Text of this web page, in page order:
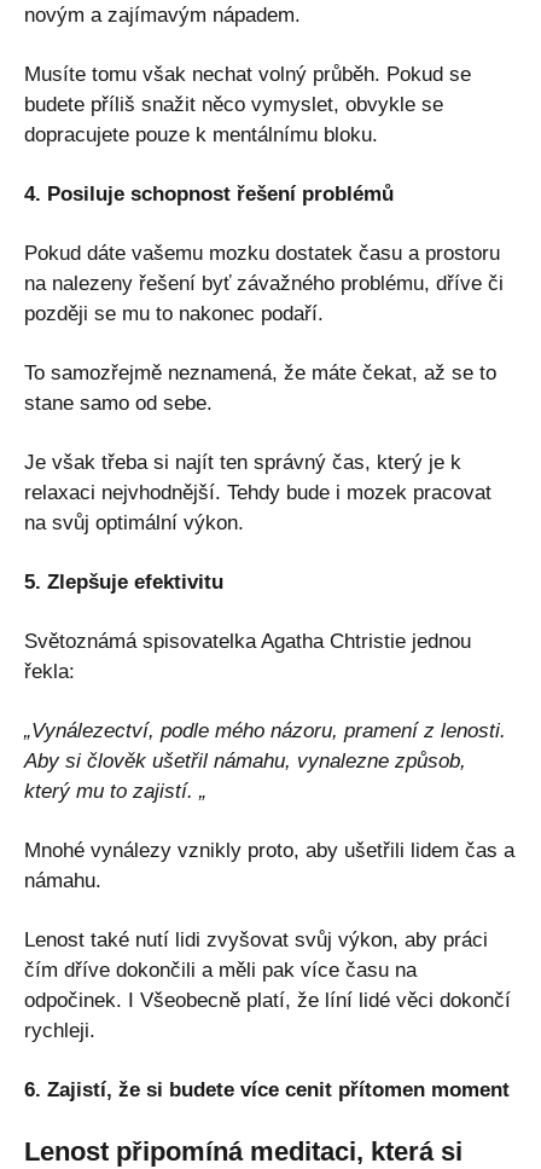
novým a zajímavým nápadem.
Musíte tomu však nechat volný průběh. Pokud se
budete příliš snažit něco vymyslet, obvykle se
dopracujete pouze k mentálnímu bloku.
4. Posiluje schopnost řešení problémů
Pokud dáte vašemu mozku dostatek času a prostoru
na nalezeny řešení byť závažného problému, dříve či
později se mu to nakonec podaří.
To samozřejmě neznamená, že máte čekat, až se to
stane samo od sebe.
Je však třeba si najít ten správný čas, který je k
relaxaci nejvhodnější. Tehdy bude i mozek pracovat
na svůj optimální výkon.
5. Zlepšuje efektivitu
Světoznámá spisovatelka Agatha Chtristie jednou
řekla:
„Vynálezectví, podle mého názoru, pramení z lenosti.
Aby si člověk ušetřil námahu, vynalezne způsob,
který mu to zajistí. „
Mnohé vynálezy vznikly proto, aby ušetřili lidem čas a
námahu.
Lenost také nutí lidi zvyšovat svůj výkon, aby práci
čím dříve dokončili a měli pak více času na
odpočinek. I Všeobecně platí, že líní lidé věci dokončí
rychleji.
6. Zajistí, že si budete více cenit přítomen moment
Lenost připomíná meditaci, která si